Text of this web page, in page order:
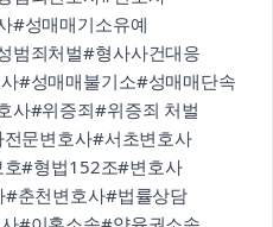
#성매매기소유예
범죄처벌#형사사건대응
#성매매불기소#성매매단속
사#위증죄#위증죄 처벌
문변호사#서초변호사
#형법152조#변호사
#춘천변호사#법률상담